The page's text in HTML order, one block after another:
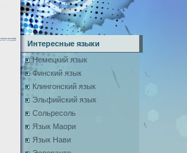
Интересные языки
Немецкий язык
Финский язык
Клингонский язык
Эльфийский язык
Сольресоль
Язык Маори
Язык Нави